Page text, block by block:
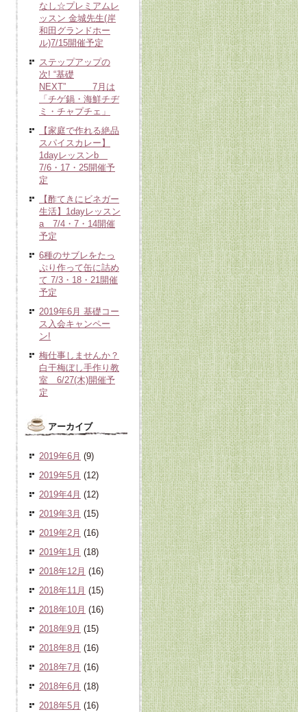
なし☆プレミアムレ
ッスン 金城先生(岸
和田グランドホー
ル)7/15開催予定
ステップアップの
次! “基礎
NEXT” 7月は
「チゲ鍋・海鮮チヂ
ミ・チャプチェ」
【家庭で作れる絶品
スパイスカレー】
1dayレッスンb
7/6・17・25開催予
定
【酢てきにビネガー
生活】1dayレッスン
a 7/4・7・14開催
予定
6種のサブレをたっ
ぷり作って缶に詰め
て 7/3・18・21開催
予定
2019年6月 基礎コー
ス入会キャンペー
ン!
梅仕事しませんか？
白干梅ぼし手作り教
室 6/27(木)開催予
定
アーカイブ
2019年6月 (9)
2019年5月 (12)
2019年4月 (12)
2019年3月 (15)
2019年2月 (16)
2019年1月 (18)
2018年12月 (16)
2018年11月 (15)
2018年10月 (16)
2018年9月 (15)
2018年8月 (16)
2018年7月 (16)
2018年6月 (18)
2018年5月 (16)